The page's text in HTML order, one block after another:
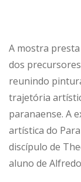
A mostra
dos
reunindo
trajetória
paranaense. A
artística do
discípulo de
aluno de